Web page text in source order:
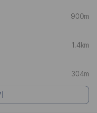
900m
1.4km
304m